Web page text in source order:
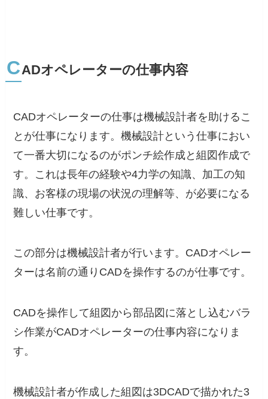
CADオペレーターの仕事内容
CADオペレーターの仕事は機械設計者を助けるこ
とが仕事になります。機械設計という仕事におい
て一番大切になるのがポンチ絵作成と組図作成で
す。これは長年の経験や4力学の知識、加工の知
識、お客様の現場の状況の理解等、が必要になる
難しい仕事です。
この部分は機械設計者が行います。CADオペレー
ターは名前の通りCADを操作するのが仕事です。
CADを操作して組図から部品図に落とし込むバラ
シ作業がCADオペレーターの仕事内容になりま
す。
機械設計者が作成した組図は3DCADで描かれた3